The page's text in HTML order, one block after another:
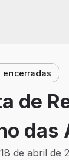
encerradas
de
das
de abril de